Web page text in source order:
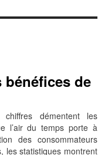
bénéfices de
démentent les
l’air du temps porte à
des consommateurs
les statistiques montrent